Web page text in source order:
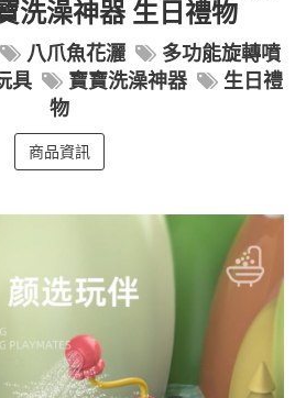
洗澡神器 生日禮物
八爪魚花灑
多功能旋轉噴
具 寶寶洗澡神器
生日禮
物
商品資訊